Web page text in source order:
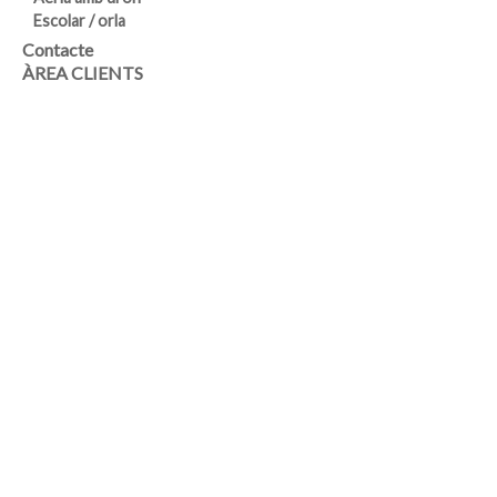
Escolar / orla
Contacte
ÀREA CLIENTS